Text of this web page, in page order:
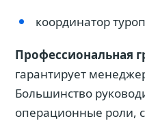
координатор
Профессиональная
гарантирует
Большинство
операционные роли,